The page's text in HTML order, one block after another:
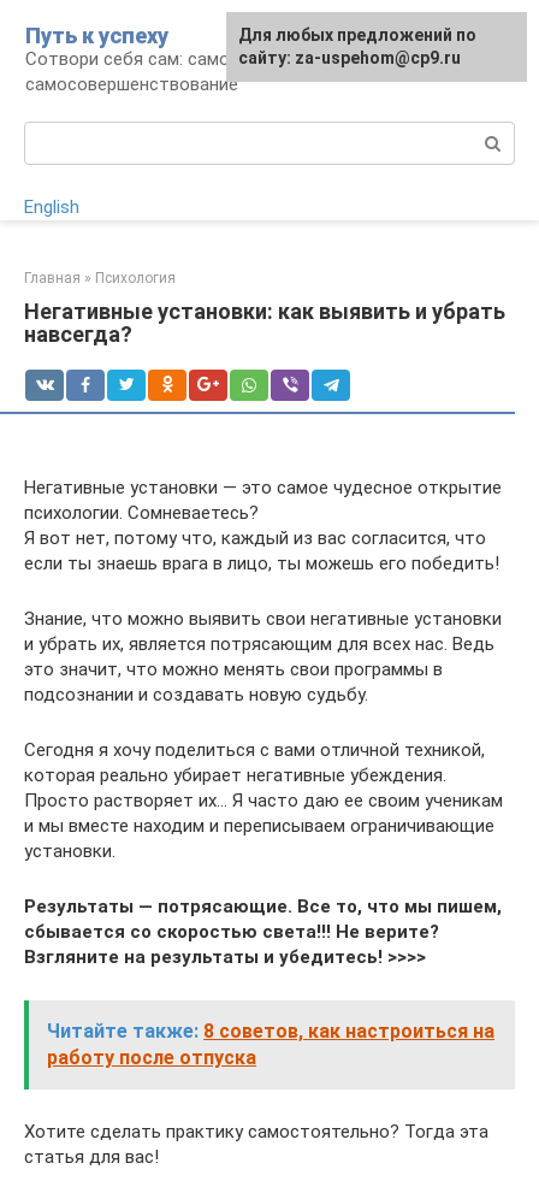
контенту
Путь к успеху
Сотвори себя сам: саморазвитие и
самосовершенствование
English
Главная » Психология
Негативные установки: как выявить и убрать
навсегда?
Негативные установки — это самое чудесное открытие
психологии. Сомневаетесь?
Я вот нет, потому что, каждый из вас согласится, что
если ты знаешь врага в лицо, ты можешь его победить!
Знание, что можно выявить свои негативные установки
и убрать их, является потрясающим для всех нас. Ведь
это значит, что можно менять свои программы в
подсознании и создавать новую судьбу.
Сегодня я хочу поделиться с вами отличной техникой,
которая реально убирает негативные убеждения.
Просто растворяет их… Я часто даю ее своим ученикам
и мы вместе находим и переписываем ограничивающие
установки.
Результаты — потрясающие. Все то, что мы пишем,
сбывается со скоростью света!!! Не верите?
Взгляните на результаты и убедитесь! >>>>
Читайте также: 8 советов, как настроиться на
работу после отпуска
Хотите сделать практику самостоятельно? Тогда эта
статья для вас!
Для любых предложений по
сайту: za-uspehom@cp9.ru